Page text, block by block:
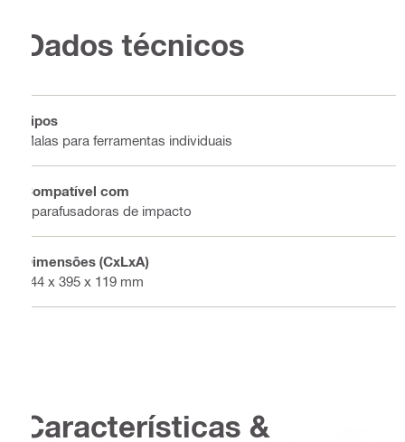
Dados técnicos
Tipos
Malas para ferramentas individuais
Compatível com
Aparafusadoras de impacto
Dimensões (CxLxA)
444 x 395 x 119 mm
Características &